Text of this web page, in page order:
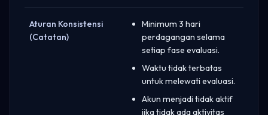
Aturan Konsistensi
(Catatan)
Minimum 3 hari
perdagangan selama
setiap fase evaluasi.
Waktu tidak terbatas
untuk melewati evaluasi.
Akun menjadi tidak aktif
jika tidak ada aktivitas